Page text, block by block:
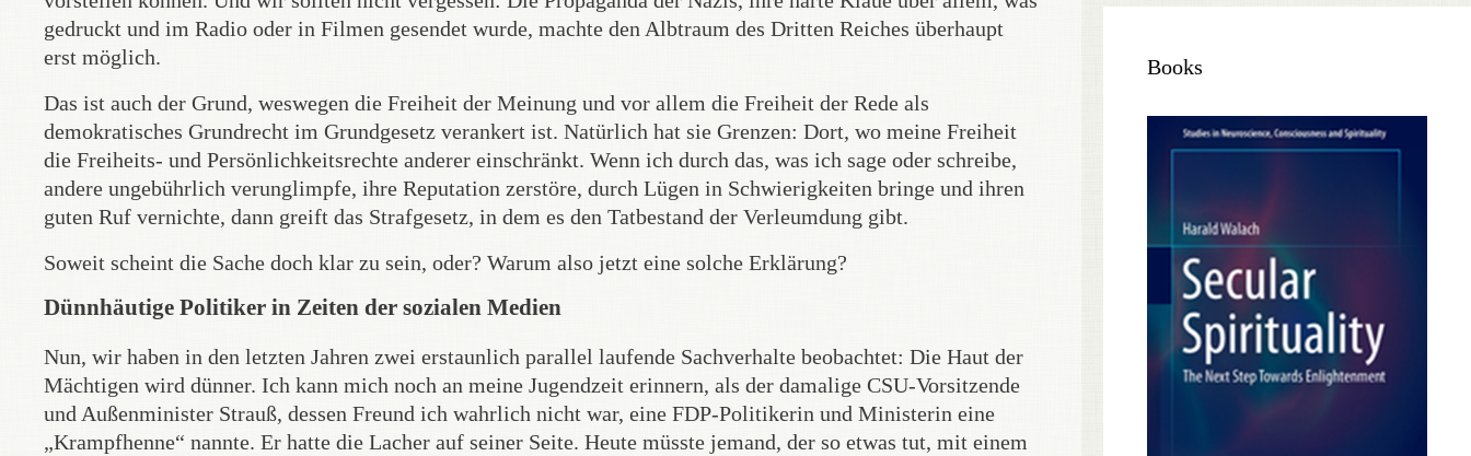
gedruckt und im Radio oder in Filmen gesendet wurde, machte den Albtraum des Dritten Reiches überhaupt
erst möglich.
Das ist auch der Grund, weswegen die Freiheit der Meinung und vor allem die Freiheit der Rede als
demokratisches Grundrecht im Grundgesetz verankert ist. Natürlich hat sie Grenzen: Dort, wo meine Freiheit
die Freiheits- und Persönlichkeitsrechte anderer einschränkt. Wenn ich durch das, was ich sage oder schreibe,
andere ungebührlich verunglimpfe, ihre Reputation zerstöre, durch Lügen in Schwierigkeiten bringe und ihren
guten Ruf vernichte, dann greift das Strafgesetz, in dem es den Tatbestand der Verleumdung gibt.
Soweit scheint die Sache doch klar zu sein, oder? Warum also jetzt eine solche Erklärung?
Dünnhäutige Politiker in Zeiten der sozialen Medien
Nun, wir haben in den letzten Jahren zwei erstaunlich parallel laufende Sachverhalte beobachtet: Die Haut der
Mächtigen wird dünner. Ich kann mich noch an meine Jugendzeit erinnern, als der damalige CSU-Vorsitzende
und Außenminister Strauß, dessen Freund ich wahrlich nicht war, eine FDP-Politikerin und Ministerin eine
„Krampfhenne“ nannte. Er hatte die Lacher auf seiner Seite. Heute müsste jemand, der so etwas tut, mit einem
Books